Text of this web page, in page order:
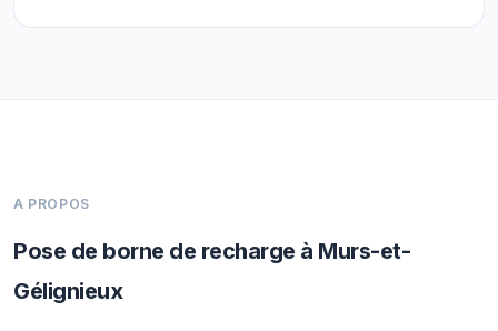
A PROPOS
Pose de borne de recharge à Murs-et-
Gélignieux